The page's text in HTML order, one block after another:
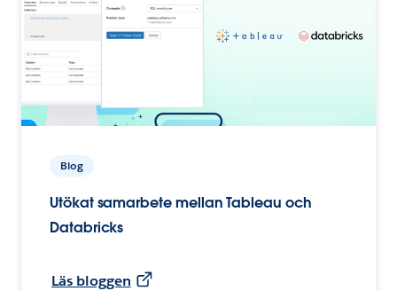
Blog
Utökat samarbete mellan Tableau och
Databricks
Läs bloggen